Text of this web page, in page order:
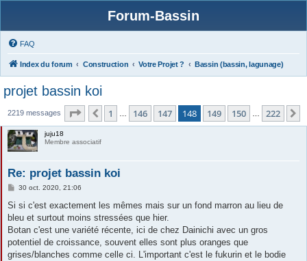
Forum-Bassin
FAQ
Index du forum Construction Votre Projet ? Bassin (bassin, lagunage)
projet bassin koi
2219 messages Page 148 sur222
Précédente
1 146 147 148 149 150 222
juju18
Membre associatif
Re: projet bassin koi
M
s
a
g
30 oct. 2020, 21:06
Si si c'est exactement les mêmes mais sur un fond marron au lieu de
bleu et surtout moins stressées que hier.
Botan c'est une variété récente, ici de chez Dainichi avec un gros
potentiel de croissance, souvent elles sont plus oranges que
grises/blanches comme celle ci. L'important c'est le fukurin et le bodie